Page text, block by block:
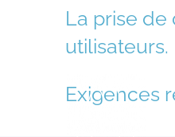
La prise
utilisateurs.
Exigences